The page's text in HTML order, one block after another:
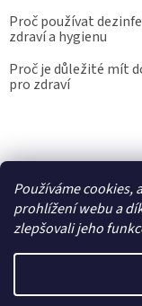
Používáme cookies,
prohlížení webu a
zlepšovali jeho
Proč používat
zdraví a hygienu
Proč je důležité mít
pro zdraví